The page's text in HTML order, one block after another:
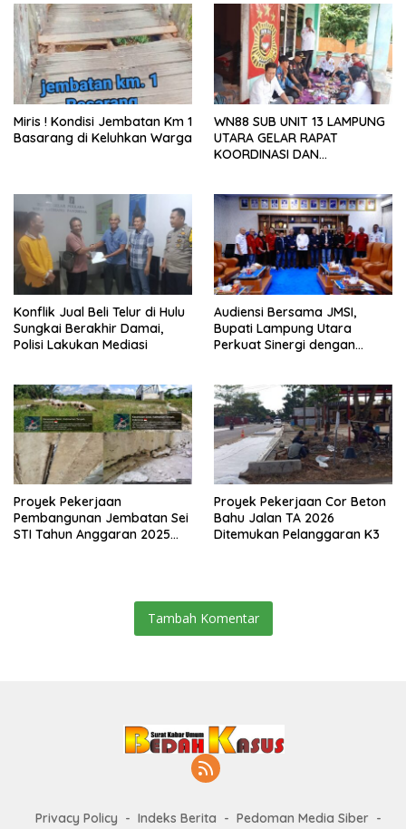
Miris ! Kondisi Jembatan Km 1
Basarang di Keluhkan Warga
WN88 SUB UNIT 13 LAMPUNG
UTARA GELAR RAPAT
KOORDINASI DAN
Konflik Jual Beli Telur di Hulu
Sungkai Berakhir Damai,
Polisi Lakukan Mediasi
Audiensi Bersama JMSI,
Bupati Lampung Utara
Perkuat Sinergi dengan
Proyek Pekerjaan
Pembangunan Jembatan Sei
STI Tahun Anggaran 2025
Proyek Pekerjaan Cor Beton
Bahu Jalan TA 2026
Ditemukan Pelanggaran K3
Tambah Komentar
Privacy Policy Indeks Berita Pedoman Media Siber